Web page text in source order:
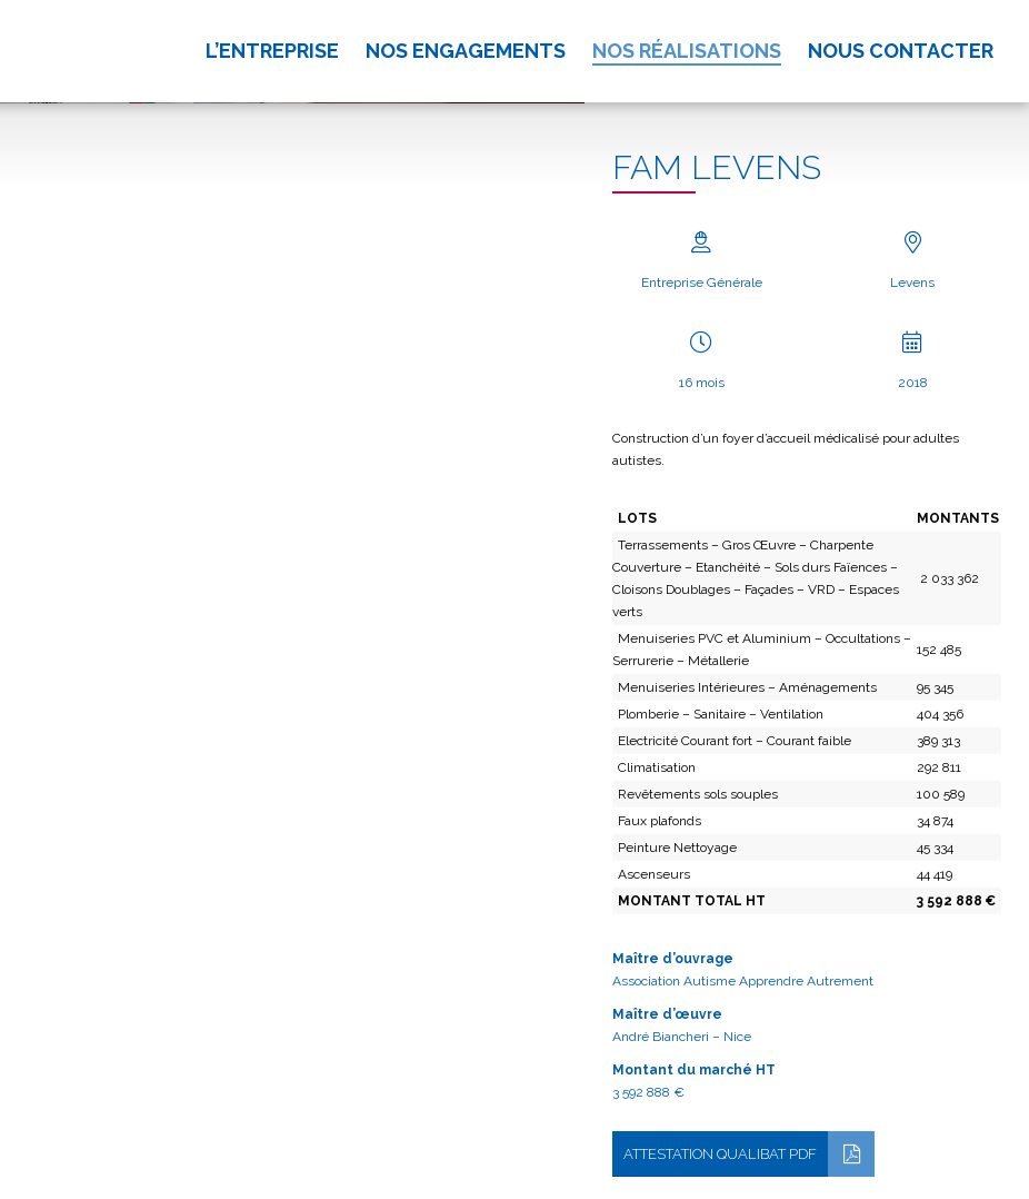
L’ENTREPRISE NOS ENGAGEMENTS NOS RÉALISATIONS NOUS CONTACTER
FAM LEVENS
Entreprise Générale
16 mois 2018
Levens
Construction d’un foyer d’accueil médicalisé pour adultes
autistes.
LOTS
MONTANTS
Terrassements – Gros Œuvre – Charpente
Couverture – Etanchéité – Sols durs Faïences –
Cloisons Doublages – Façades – VRD – Espaces
verts
2 033 362
Menuiseries PVC et Aluminium – Occultations –
Serrurerie – Métallerie
152 485
Menuiseries Intérieures – Aménagements
95 345
Plomberie – Sanitaire – Ventilation
404 356
Electricité Courant fort – Courant faible
389 313
Climatisation
292 811
Revêtements sols souples
100 589
Faux plafonds
34 874
Peinture Nettoyage
45 334
Ascenseurs
44 419
MONTANT TOTAL HT
3 592 888 €
Maître d’ouvrage
Association Autisme Apprendre Autrement
Maître d’œuvre
André Biancheri – Nice
Montant du marché HT
3 592 888 €
ATTESTATION QUALIBAT PDF